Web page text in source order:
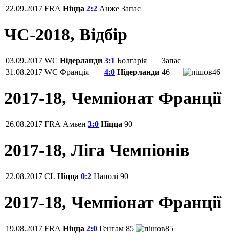
22.09.2017 FRA Ніцца 2:2 Анже Запас
ЧС-2018, Відбір
03.09.2017 WC Нідерланди 3:1 Болгарія
Запас
31.08.2017 WC Франція 4:0 Нідерланди 46 46
2017-18, Чемпіонат Франції
26.08.2017 FRA Амьен 3:0 Ніцца 90
2017-18, Ліга Чемпіонів
22.08.2017 CL Ніцца 0:2 Наполі 90
2017-18, Чемпіонат Франції
19.08.2017 FRA Ніцца 2:0 Генгам 85 85